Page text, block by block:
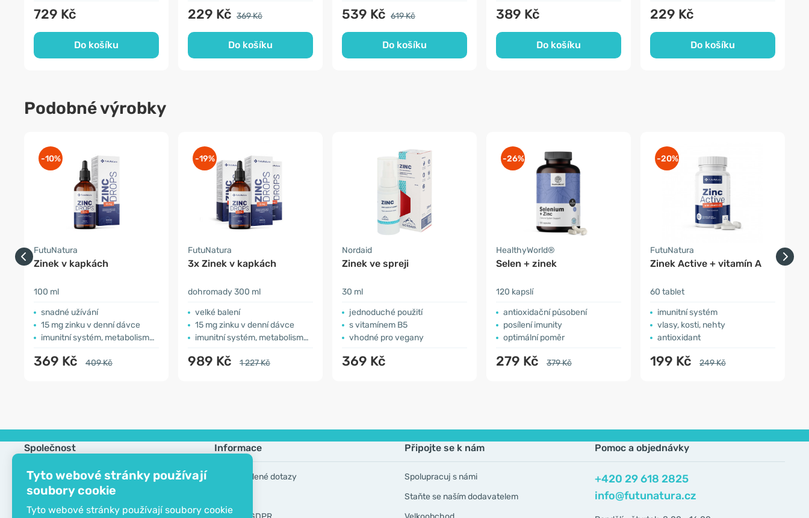
Tyto webové stránky používají
soubory cookie
Tyto webové stránky používají soubory cookie
729 Kč
Do košíku
229 Kč 369 Kč
Do košíku
539 Kč 619 Kč
Do košíku
389 Kč
Do košíku
229 Kč
Do košíku
Podobné výrobky
-10%
FutuNatura
Zinek v kapkách
100 ml
snadné užívání
15 mg zinku v denní dávce
imunitní systém, metabolismus, zrak
369 Kč 409 Kč
-19%
FutuNatura
3x Zinek v kapkách
dohromady 300 ml
velké balení
15 mg zinku v denní dávce
imunitní systém, metabolismus, zrak
989 Kč 1 227 Kč
Nordaid
Zinek ve spreji
30 ml
jednoduché použití
s vitamínem B5
vhodné pro vegany
369 Kč
-26%
HealthyWorld®
Selen + zinek
120 kapslí
antioxidační působení
posílení imunity
optimální poměr
279 Kč 379 Kč
-20%
FutuNatura
Zinek Active + vitamín A
60 tablet
imunitní systém
vlasy, kosti, nehty
antioxidant
199 Kč 249 Kč
Společnost
Kontakt
O společnosti
Informace
Často kladené dotazy
Připojte se k nám
Spolupracuj s námi
Staňte se naším dodavatelem
Pomoc a objednávky
+420 29 618 2825
info@futunatura.cz